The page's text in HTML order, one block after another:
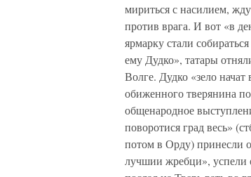
мириться с насилием,
против врага. И вот «в
ярмарку стали
ему Дудко», татары
Волге. Дудко «зело
обиженного тверянина
общенародное
поворотися град весь»
потом в Орду) принесли
лучшии жребци», успели